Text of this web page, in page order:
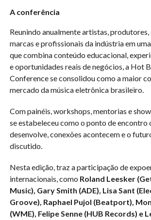
A conferência
Reunindo anualmente artistas,
marcas e profissionais da indústria em
que combina conteúdo educacional,
e oportunidades reais de negócios, a Hot
Conference se consolidou como a maior
mercado da música eletrônica brasileiro.
Com painéis, workshops, mentorias e
se estabeleceu como o ponto de encontro
desenvolve, conexões acontecem e o
discutido.
Nesta edição, traz a participação de
internacionais, como Roland Leesker
Music), Gary Smith (ADE), Lisa Sant
Groove), Raphael Pujol (Beatport),
(WME), Felipe Senne (HUB Records) e